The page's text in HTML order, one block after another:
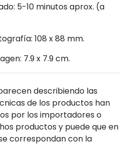
5-10 minutos aprox. (a
108 x 88 mm.
7.9 x 7.9 cm.
describiendo las
de los productos han
por los importadores o
productos y puede que en
correspondan con la